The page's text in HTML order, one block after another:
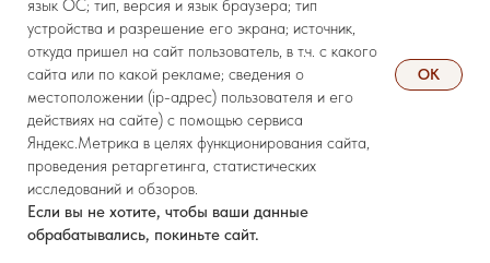
Обсуждение вопроса в Виртуальном Клубе
Юристов (ЮрКлуб)>>
Аналитические и информационные материалы по
Концепции внесения изменений в закон «О
язык ОС; тип, версия и язык браузера; тип
устройства и разрешение его экрана; источник,
откуда пришел на сайт пользователь, в т.ч. с какого
сайта или по какой рекламе; сведения о
местоположении (ip-адрес) пользователя и его
действиях на сайте) с помощью сервиса
Яндекс.Метрика в целях функционирования сайта,
проведения ретаргетинга, статистических
исследований и обзоров.
Если вы не хотите, чтобы ваши данные
обрабатывались, покиньте сайт.
ОК